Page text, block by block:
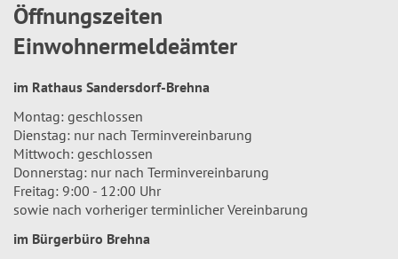
Öffnungszeiten
Einwohnermeldeämter
im Rathaus Sandersdorf-Brehna
Montag: geschlossen
Dienstag: nur nach Terminvereinbarung
Mittwoch: geschlossen
Donnerstag: nur nach Terminvereinbarung
Freitag: 9:00 - 12:00 Uhr
sowie nach vorheriger terminlicher Vereinbarung
im Bürgerbüro Brehna